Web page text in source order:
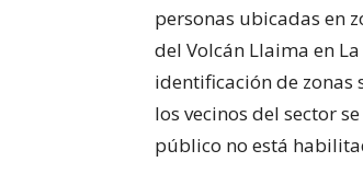
personas ubicadas en
del Volcán Llaima en
identificación de zonas
los vecinos del sector
público no está